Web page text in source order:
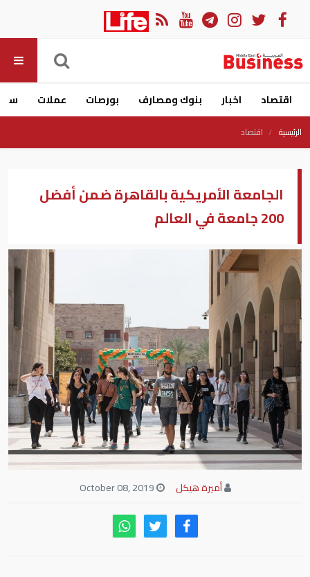
اقتصاد اخبار بنوك ومصارف بورصات عملات
الرئيسية اقتصاد
الجامعة الأمريكية بالقاهرة ضمن أفضل
200 جامعة في العالم
أميرة هيكل